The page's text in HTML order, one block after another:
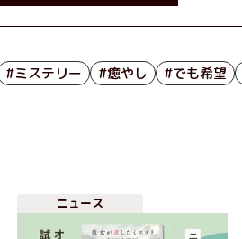
#ミステリー #癒やし #でも希望
ニュース